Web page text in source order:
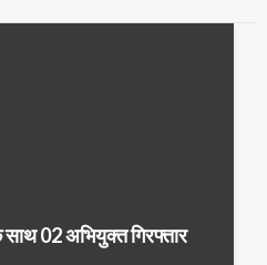
02 अभियुक्त गिरफ्तार